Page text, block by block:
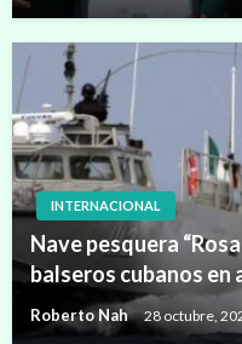
INTERNACIONAL
Nave pesquera
balseros cubanos en
Roberto Nah 28 octubre,